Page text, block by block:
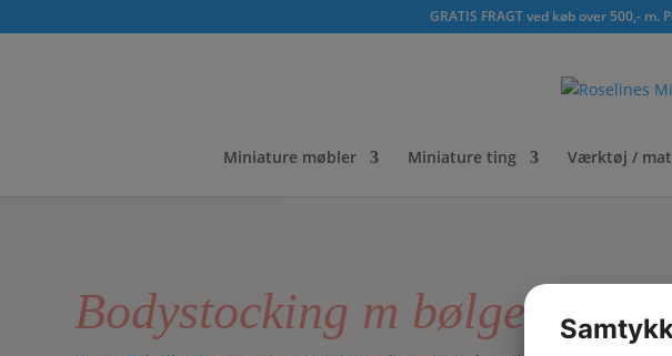
GRATIS FRAGT ved køb over 500,-
Miniature møbler Miniature ting Værktøj /
Bodystocking m bølgekant